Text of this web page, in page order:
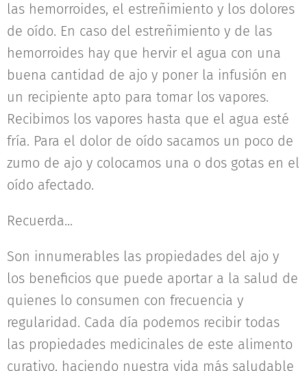
las hemorroides, el estreñimiento y los dolores
de oído. En caso del estreñimiento y de las
hemorroides hay que hervir el agua con una
buena cantidad de ajo y poner la infusión en
un recipiente apto para tomar los vapores.
Recibimos los vapores hasta que el agua esté
fría. Para el dolor de oído sacamos un poco de
zumo de ajo y colocamos una o dos gotas en el
oído afectado.
Recuerda...
Son innumerables las propiedades del ajo y
los beneficios que puede aportar a la salud de
quienes lo consumen con frecuencia y
regularidad. Cada día podemos recibir todas
las propiedades medicinales de este alimento
curativo, haciendo nuestra vida más saludable